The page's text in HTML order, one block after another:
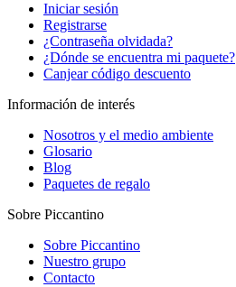
Iniciar sesión
Registrarse
¿Contraseña olvidada?
¿Dónde se encuentra mi paquete?
Canjear código descuento
Información de interés
Nosotros y el medio ambiente
Glosario
Blog
Paquetes de regalo
Sobre Piccantino
Sobre Piccantino
Nuestro grupo
Contacto